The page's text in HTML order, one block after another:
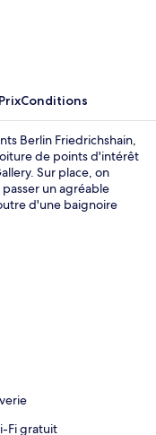
PrixConditions
Berlin Friedrichshain,
de points d'intérêt
Sur place, on
un agréable
d'une baignoire
Wühlischstraße-
de tram
Fi gratuit